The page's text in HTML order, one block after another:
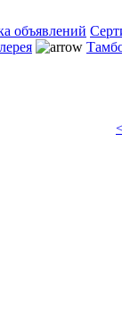
объявлений